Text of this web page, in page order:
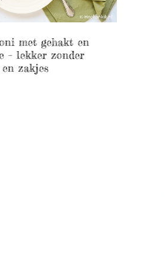
met gehakt en
– lekker zonder
zakjes